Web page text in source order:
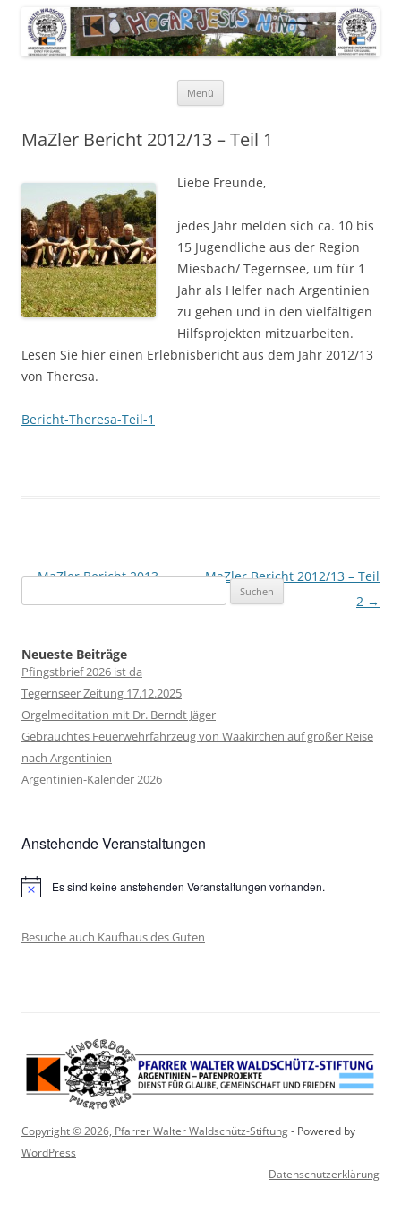
Menü
MaZler Bericht 2012/13 – Teil 1
Liebe Freunde,
jedes Jahr melden sich ca. 10 bis
15 Jugendliche aus der Region
Miesbach/ Tegernsee, um für 1
Jahr als Helfer nach Argentinien
zu gehen und in den vielfältigen
Hilfsprojekten mitzuarbeiten.
Lesen Sie hier einen Erlebnisbericht aus dem Jahr 2012/13
von Theresa.
Bericht-Theresa-Teil-1
Beitragsnavigation
←MaZler Bericht 2013
MaZler Bericht 2012/13 – Teil
2 →
nach:
Neueste Beiträge
Pfingstbrief 2026 ist da
Tegernseer Zeitung 17.12.2025
Orgelmeditation mit Dr. Berndt Jäger
Gebrauchtes Feuerwehrfahrzeug von Waakirchen auf großer Reise
nach Argentinien
Argentinien-Kalender 2026
Anstehende Veranstaltungen
HinweisEs sind keine anstehenden Veranstaltungen vorhanden.
Besuche auch Kaufhaus des Guten
Copyright © 2026, Pfarrer Walter Waldschütz-Stiftung- Powered by
WordPress
Datenschutzerklärung